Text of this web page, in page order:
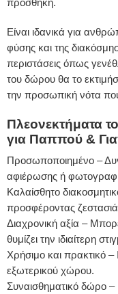
προσθήκη.
Είναι ιδανικά για
φύσης και της
περιστάσεις όπως
του δώρου θα το
την προσωπική νότα
Πλεονεκτήματα
για Παππού &
Προσωποποιημένο –
αφιέρωσης ή
Καλαίσθητο
προσφέροντας
Διαχρονική αξία –
θυμίζει την ιδιαίτερη
Χρήσιμο και πρακτικό –
εξωτερικού χώρου.
Συναισθηματικό δώρο